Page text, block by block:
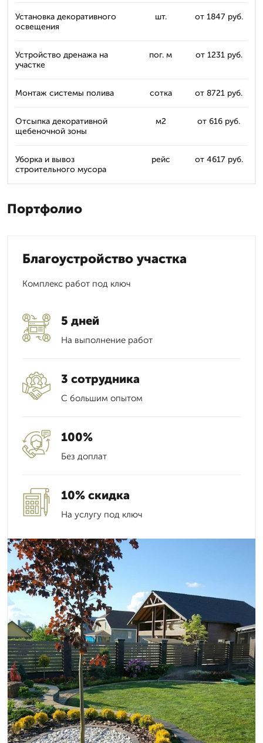
Установка декоративного
освещения
шт. от 1847 руб.
Устройство дренажа на
участке
пог. м от 1231 руб.
Монтаж системы полива сотка от 8721 руб.
Отсыпка декоративной
щебеночной зоны
м2 от 616 руб.
Уборка и вывоз
строительного мусора
рейс от 4617 руб.
Портфолио
Благоустройство участка
Комплекс работ под ключ
5 дней
На выполнение работ
3 сотрудника
С большим опытом
100%
Без доплат
10% скидка
На услугу под ключ